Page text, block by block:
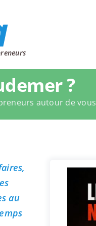
?
autour de vous
au